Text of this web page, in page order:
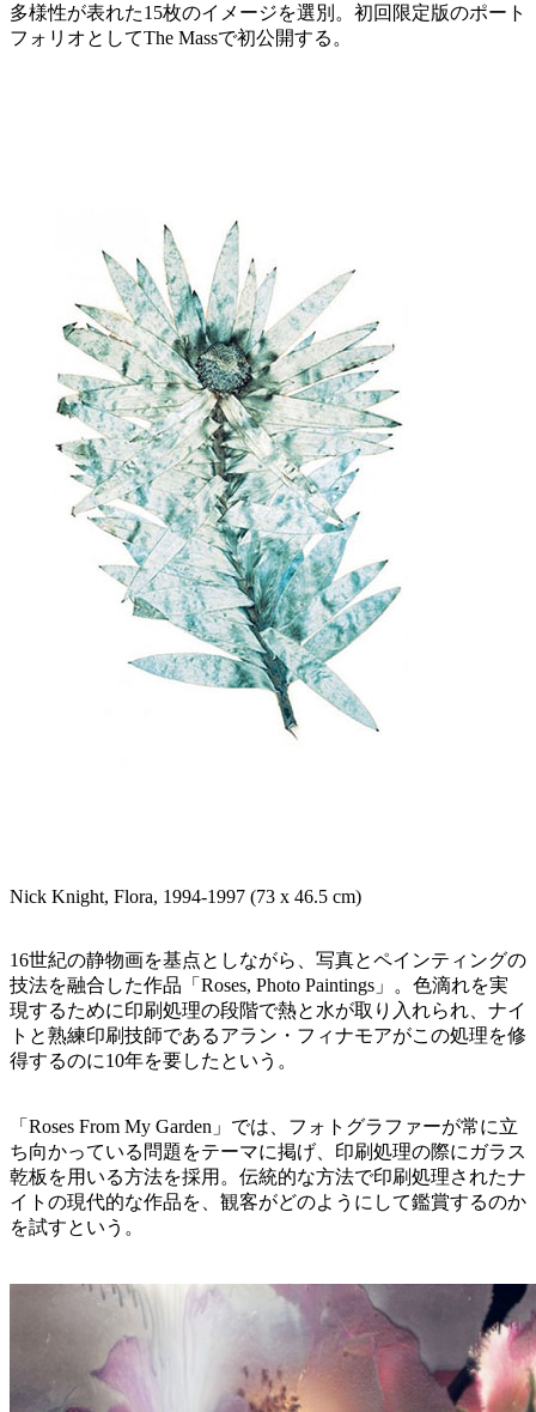
多様性が表れた15枚のイメージを選別。初回限定版のポート
フォリオとしてThe Massで初公開する。
Nick Knight, Flora, 1994-1997 (73 x 46.5 cm)
16世紀の静物画を基点としながら、写真とペインティングの
技法を融合した作品「Roses, Photo Paintings」。色滴れを実
現するために印刷処理の段階で熱と水が取り入れられ、ナイ
トと熟練印刷技師であるアラン・フィナモアがこの処理を修
得するのに10年を要したという。
「Roses From My Garden」では、フォトグラファーが常に立
ち向かっている問題をテーマに掲げ、印刷処理の際にガラス
乾板を用いる方法を採用。伝統的な方法で印刷処理されたナ
イトの現代的な作品を、観客がどのようにして鑑賞するのか
を試すという。